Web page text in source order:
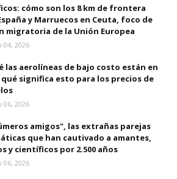
cómo son los 8 km de frontera
y Marruecos en Ceuta, foco de
migratoria de la Unión Europea
04, 2026
las aerolíneas de bajo costo están en
qué significa esto para los precios de
06, 2026
amigos", las extrañas parejas
que han cautivado a amantes,
y científicos por 2.500 años
06, 2026